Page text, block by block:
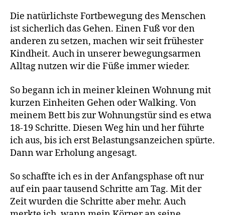
Die natürlichste Fortbewegung des Menschen
ist sicherlich das Gehen. Einen Fuß vor den
anderen zu setzen, machen wir seit frühester
Kindheit. Auch in unserer bewegungsarmen
Alltag nutzen wir die Füße immer wieder.
So begann ich in meiner kleinen Wohnung mit
kurzen Einheiten Gehen oder Walking. Von
meinem Bett bis zur Wohnungstür sind es etwa
18-19 Schritte. Diesen Weg hin und her führte
ich aus, bis ich erst Belastungsanzeichen spürte.
Dann war Erholung angesagt.
So schaffte ich es in der Anfangsphase oft nur
auf ein paar tausend Schritte am Tag. Mit der
Zeit wurden die Schritte aber mehr. Auch